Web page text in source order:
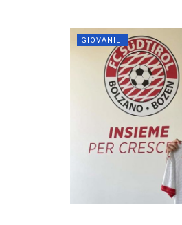
GIOVANILI